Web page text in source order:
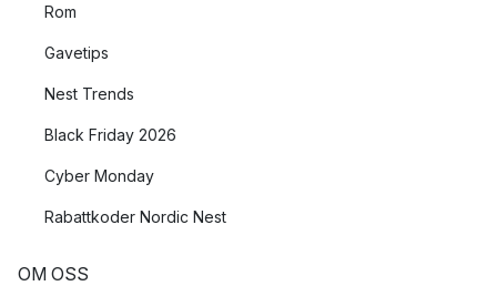
Rom
Gavetips
Nest Trends
Black Friday 2026
Cyber Monday
Rabattkoder Nordic Nest
OM OSS